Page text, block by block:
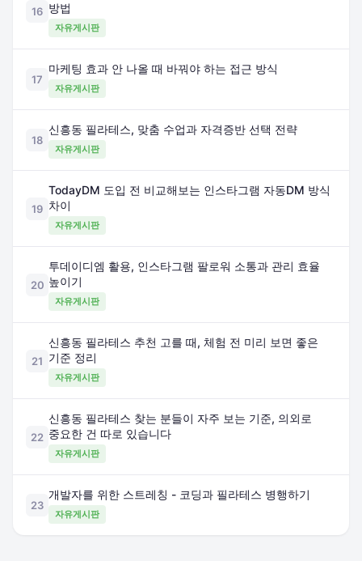
16 방법
자유게시판
17
마케팅 효과 안 나올 때 바꿔야 하는 접근 방식
자유게시판
18
신흥동 필라테스, 맞춤 수업과 자격증반 선택 전략
자유게시판
19
TodayDM 도입 전 비교해보는 인스타그램 자동DM 방식
차이
자유게시판
20
투데이디엠 활용, 인스타그램 팔로워 소통과 관리 효율
높이기
자유게시판
21
신흥동 필라테스 추천 고를 때, 체험 전 미리 보면 좋은
기준 정리
자유게시판
22
신흥동 필라테스 찾는 분들이 자주 보는 기준, 의외로
중요한 건 따로 있습니다
자유게시판
23
개발자를 위한 스트레칭 - 코딩과 필라테스 병행하기
자유게시판